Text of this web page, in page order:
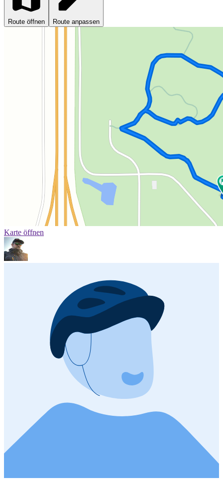
Route öffnen Route anpassen
Karte öffnen